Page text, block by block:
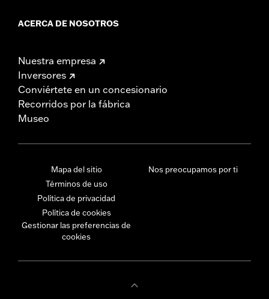
ACERCA DE NOSOTROS
Nuestra empresa
Inversores
Conviértete en un concesionario
Recorridos por la fábrica
Museo
Mapa del sitio
Términos de uso
Política de privacidad
Política de cookies
Gestionar las preferencias de
cookies
Nos preocupamos por ti